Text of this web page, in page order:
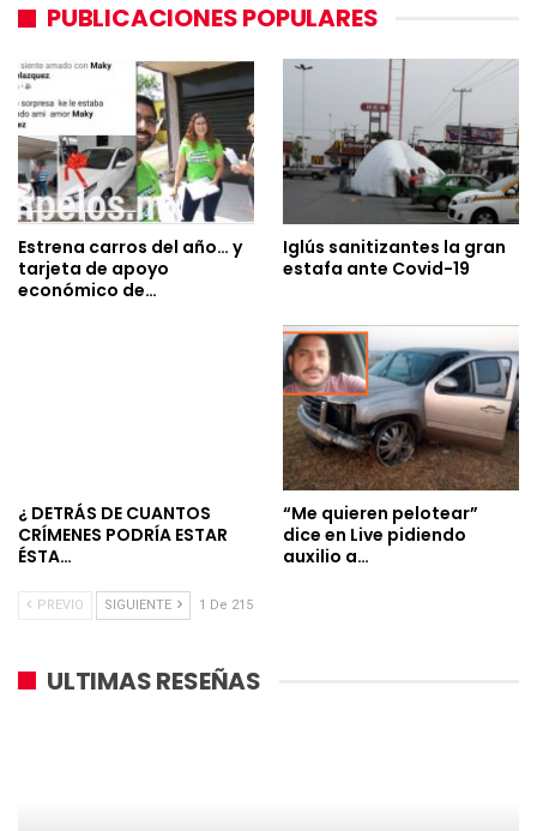
PUBLICACIONES POPULARES
Estrena carros del año… y
tarjeta de apoyo
económico de…
Iglús sanitizantes la gran
estafa ante Covid-19
¿ DETRÁS DE CUANTOS
CRÍMENES PODRÍA ESTAR
ÉSTA…
“Me quieren pelotear”
dice en Live pidiendo
auxilio a…
PREVIO SIGUIENTE 1 De 215
ULTIMAS RESEÑAS